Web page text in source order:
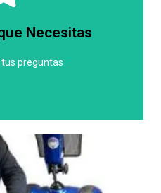
Necesitas
tus preguntas
eléctrica, por lo que el
podemos asegurarte